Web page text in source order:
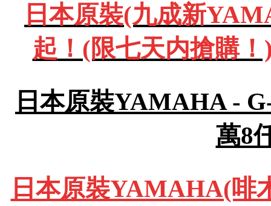
日本原裝(九成新
起 ！(限七天内搶購
日本原裝YAMAHA -
萬8
日本原裝YAMAHA(啡